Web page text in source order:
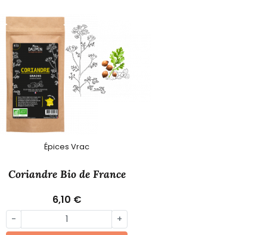
Épices Vrac
Coriandre Bio de France
6,10 €
- +